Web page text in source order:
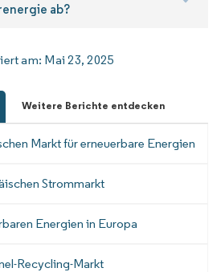
ab?
am: Mai 23, 2025
Weitere Berichte entdecken
Markt für erneuerbare Energien
Strommarkt
Energien in Europa
Recycling-Markt